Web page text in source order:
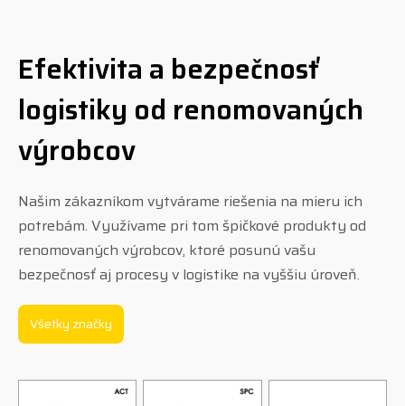
Efektivita a bezpečnosť
logistiky od renomovaných
výrobcov
Našim zákazníkom vytvárame riešenia na mieru ich
potrebám. Využívame pri tom špičkové produkty od
renomovaných výrobcov, ktoré posunú vašu
bezpečnosť aj procesy v logistike na vyššiu úroveň.
Všetky značky